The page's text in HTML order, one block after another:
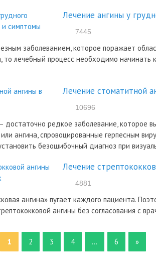
Лечение ангины у
7445
заболеванием, которое поражает
то лечебный процесс необходимо
Лечение стоматитной
10696
достаточно редкое заболевание, которое
ангина, спровоцированные герпесным
безошибочный диагноз при
Лечение
4881
ангина» пугает каждого пациента.
ангины без согласования с
1 2 3 4 … 6 »